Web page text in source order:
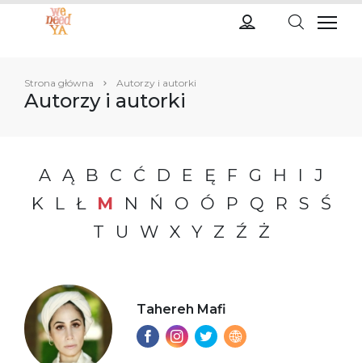
Strona główna Autorzy i autorki
Autorzy i autorki
A Ą B C Ć D E Ę F G H I
J
K
L Ł M N Ń O Ó P Q R S
Ś
T
U W X Y Z Ź Ż
Tahereh Mafi